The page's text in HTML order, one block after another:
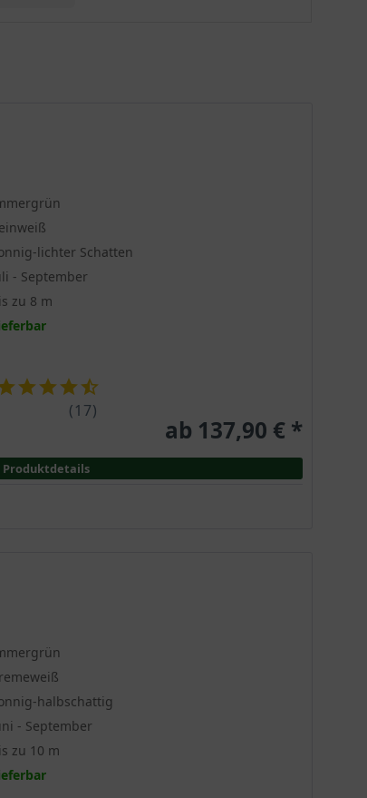
echte Freude bereitet!
lichter Schatten
- September
zu 8 m
(17)
ab 137,90 € *
Produktdetails
halbschattig
- September
zu 10 m